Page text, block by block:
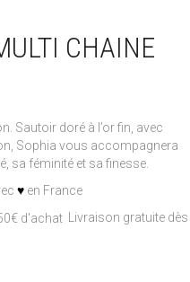
CHAINE
Sautoir doré à l’or fin, avec
Sophia vous accompagnera
sa féminité et sa finesse.
♥ en France
Livraison gratuite dès